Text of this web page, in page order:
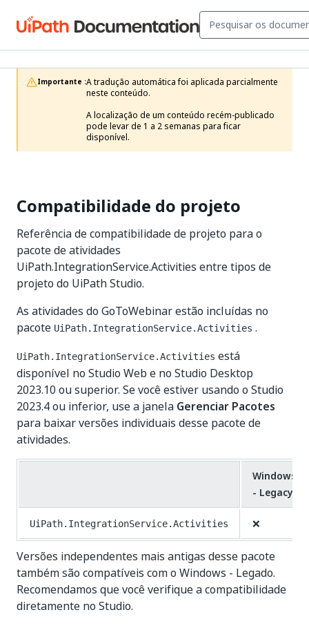
Importante :A tradução automática foi aplicada parcialmente
neste conteúdo.
A localização de um conteúdo recém-publicado
pode levar de 1 a 2 semanas para ficar
disponível.
Compatibilidade do projeto
Referência de compatibilidade de projeto para o
pacote de atividades
UiPath.IntegrationService.Activities entre tipos de
projeto do UiPath Studio.
As atividades do GoToWebinar estão incluídas no
pacote UiPath.IntegrationService.Activities .
UiPath.IntegrationService.Activities está
disponível no Studio Web e no Studio Desktop
2023.10 ou superior. Se você estiver usando o Studio
2023.4 ou inferior, use a janela Gerenciar Pacotes
para baixar versões individuais desse pacote de
atividades.
Windows
- Legacy
UiPath.IntegrationService.Activities ❌
Versões independentes mais antigas desse pacote
também são compatíveis com o Windows - Legado.
Recomendamos que você verifique a compatibilidade
diretamente no Studio.